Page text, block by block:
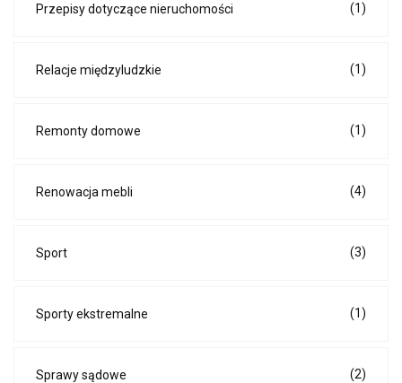
Przepisy dotyczące nieruchomości (1)
Relacje międzyludzkie (1)
Remonty domowe (1)
Renowacja mebli (4)
Sport (3)
Sporty ekstremalne (1)
Sprawy sądowe (2)